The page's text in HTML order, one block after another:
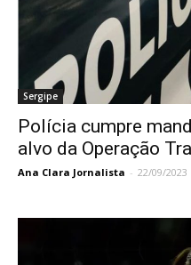
Sergipe
Polícia cumpre
alvo da Operação
Ana Clara Jornalista - 22/09/2023